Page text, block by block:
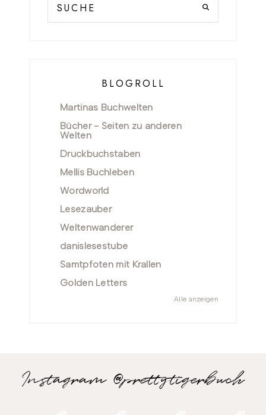
BLOGROLL
Martinas Buchwelten
Bücher - Seiten zu anderen
Welten
Druckbuchstaben
Mellis Buchleben
Wordworld
Lesezauber
Weltenwanderer
danislesestube
Samtpfoten mit Krallen
Golden Letters
Alle anzeigen
Instagram @prettytigerbuch